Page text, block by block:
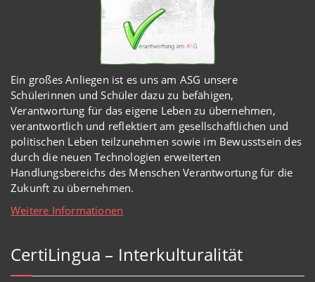
Ein großes Anliegen ist es uns am ASG unsere
Schülerinnen und Schüler dazu zu befähigen,
Verantwortung für das eigene Leben zu übernehmen,
verantwortlich und reflektiert am gesellschaftlichen und
politischen Leben teilzunehmen sowie im Bewusstsein des
durch die neuen Technologien erweiterten
Handlungsbereichs des Menschen Verantwortung für die
Zukunft zu übernehmen.
Weitere Informationen
CertiLingua – Interkulturalität